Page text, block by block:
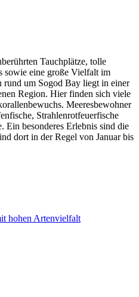
Tauchplätze, tolle
sowie eine große Vielfalt im
um Sogod Bay liegt in einer
Region. Hier finden sich viele
Meeresbewohner
Strahlenrotfeuerfische
Ein besonderes Erlebnis sind die
dort in der Regel von Januar bis
hohen Artenvielfalt